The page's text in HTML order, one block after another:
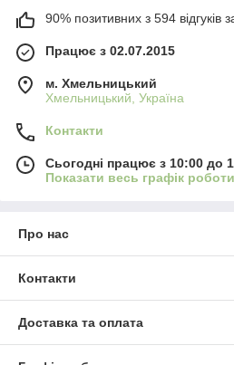
90% позитивних з 594 відгуків
Працює з 02.07.2015
м. Хмельницький
Хмельницький, Україна
Контакти
Сьогодні працює з 10:00 до
Показати весь графік роботи
Про нас
Контакти
Доставка та оплата